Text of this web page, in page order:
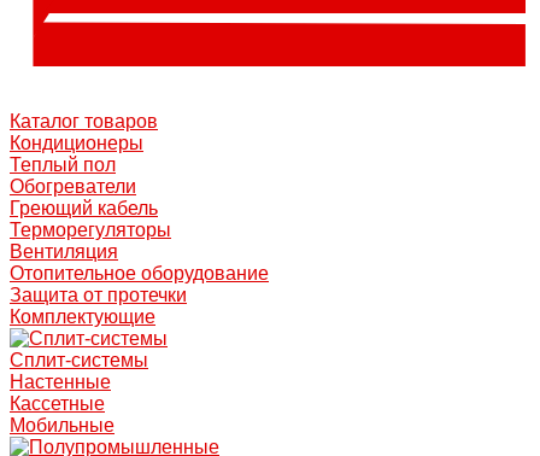
Каталог товаров
Кондиционеры
Теплый пол
Обогреватели
Греющий кабель
Терморегуляторы
Вентиляция
Отопительное оборудование
Защита от протечки
Комплектующие
Сплит-системы
Настенные
Кассетные
Мобильные